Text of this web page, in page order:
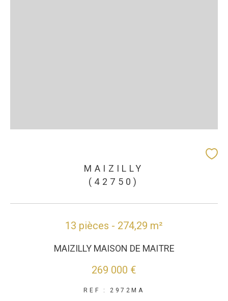
MAIZILLY
(42750)
13 pièces - 274,29 m²
MAIZILLY MAISON DE MAITRE
269 000 €
REF : 2972MA